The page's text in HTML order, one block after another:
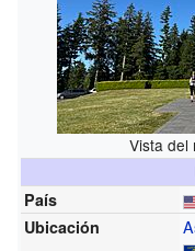
Vista del
País
Ubicación